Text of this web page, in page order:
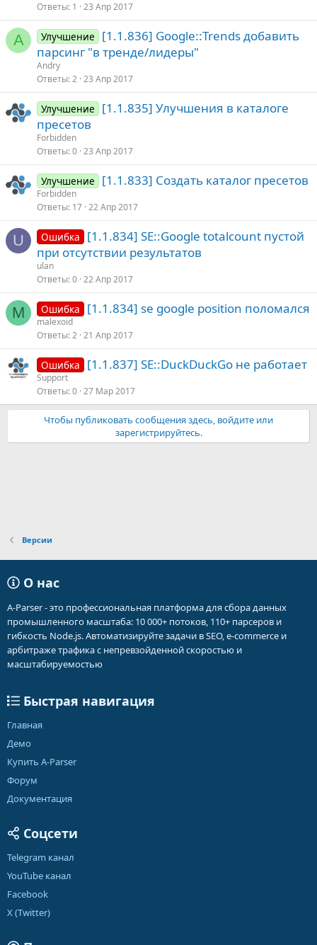
Ответы 1 23 Апр 2017
A Улучшение
[1.1.836] Google::Trends добавить
парсинг "в тренде/лидеры"
Andry
Ответы 2 23 Апр 2017
Улучшение
[1.1.835] Улучшения в каталоге
пресетов
Forbidden
Ответы 0 23 Апр 2017
Улучшение [1.1.833] Создать каталог пресетов
Forbidden
Ответы 17 22 Апр 2017
U Ошибка
[1.1.834] SE::Google totalcount пустой
при отсутствии результатов
ulan
Ответы 0 22 Апр 2017
M Ошибка [1.1.834] se google position поломался
malexoid
Ответы 2 21 Апр 2017
Ошибка [1.1.837] SE::DuckDuckGo не работает
Support
Ответы 0 27 Мар 2017
Чтобы публиковать сообщения здесь, войдите или
зарегистрируйтесь.
Версии
О нас
A-Parser - это профессиональная платформа для сбора данных
промышленного масштаба: 10 000+ потоков, 110+ парсеров и
гибкость Node.js. Автоматизируйте задачи в SEO, e-commerce и
арбитраже трафика с непревзойденной скоростью и
масштабируемостью
Быстрая навигация
Главная
Демо
Купить A-Parser
Форум
Документация
Соцсети
Telegram канал
YouTube канал
Facebook
X (Twitter)